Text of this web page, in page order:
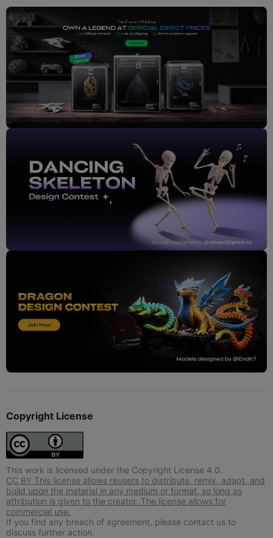
Copyright License
This work is licensed under the Copyright License 4.0.
CC BY This license allows reusers to distribute, remix, adapt, and
build upon the material in any medium or format, so long as
attribution is given to the creator. The license allows for
commercial use.
If you find any breach of agreement, please contact us to
discuss further action.